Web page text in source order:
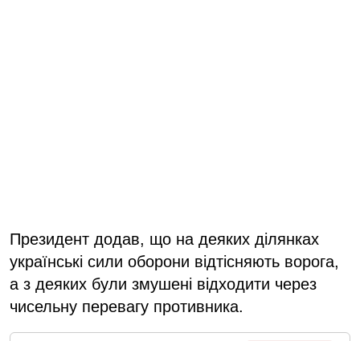
Президент додав, що на деяких ділянках
українські сили оборони відтісняють ворога,
а з деяких були змушені відходити через
чисельну перевагу противника.